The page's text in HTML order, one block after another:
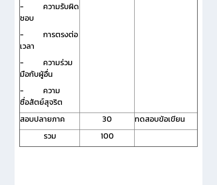
- ความรับผิด
ชอบ
- การตรงต่อ
เวลา
- ความร่วม
มือกับผู้อื่น
- ความ
ซื่อสัตย์สุจริต
สอบปลายภาค 30
ทดสอบข้อเขียน
รวม
100